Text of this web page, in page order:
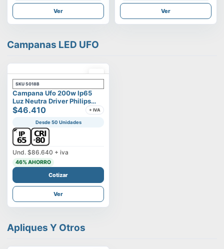
Ver Ver
Campanas LED UFO
SKU 5018B
Campana Ufo 200w Ip65
Luz Neutra Driver Philips
Modelo Eltanin
$46.410 + IVA
Desde 50 Unidades
Und. $86.640 + iva
46% AHORRO
Cotizar
Ver
Apliques Y Otros